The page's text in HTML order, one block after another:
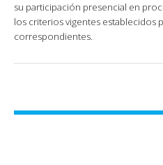
su participación presencial en
los criterios vigentes establecidos
correspondientes.